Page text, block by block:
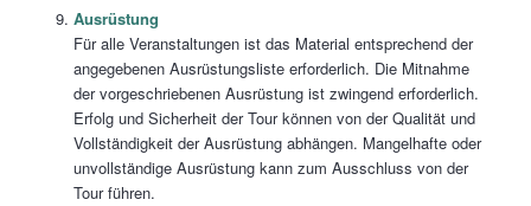
Ausrüstung
Für alle Veranstaltungen ist das Material entsprechend der
angegebenen Ausrüstungsliste erforderlich. Die Mitnahme
der vorgeschriebenen Ausrüstung ist zwingend erforderlich.
Erfolg und Sicherheit der Tour können von der Qualität und
Vollständigkeit der Ausrüstung abhängen. Mangelhafte oder
unvollständige Ausrüstung kann zum Ausschluss von der
Tour führen.